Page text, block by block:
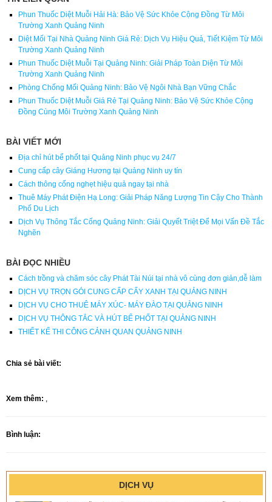
Phun Thuốc Diệt Muỗi Hải Hà: Bảo Vệ Sức Khỏe Cộng Đồng Từ Môi
Trường Xanh Quảng Ninh
Diệt Mối Tại Nhà Quảng Ninh Giá Rẻ: Dịch Vụ Hiệu Quả, Tiết Kiệm Từ Môi
Trường Xanh Quảng Ninh
Phun Thuốc Diệt Muỗi Tại Quảng Ninh: Giải Pháp Toàn Diện Từ Môi
Trường Xanh Quảng Ninh
Phòng Chống Mối Quảng Ninh: Bảo Vệ Ngôi Nhà Bạn Vững Chắc
Phun Thuốc Diệt Muỗi Giá Rẻ Tại Quảng Ninh: Bảo Vệ Sức Khỏe Cộng
Đồng Cùng Môi Trường Xanh Quảng Ninh
BÀI VIẾT MỚI
Địa chỉ hút bể phốt tại Quảng Ninh phục vụ 24/7
Cung cấp cây Giáng Hương tại Quảng Ninh uy tín
Cách thông cống nghẹt hiệu quả ngay tại nhà
Thuê Máy Phát Điện Hạ Long: Giải Pháp Năng Lượng Tin Cậy Cho Thành
Phố Du Lịch
Dịch Vụ Thông Tắc Cống Quảng Ninh: Giải Quyết Triệt Để Mọi Vấn Đề Tắc
Nghẽn
BÀI ĐỌC NHIỀU
Cách trồng và chăm sóc cây Phát Tài Núi tại nhà vô cùng đơn giản,dễ làm
DỊCH VỤ TRỌN GÓI CUNG CẤP CẤY XANH TẠI QUẢNG NINH
DỊCH VỤ CHO THUÊ MÁY XÚC- MÁY ĐÀO TẠI QUẢNG NINH
DỊCH VỤ THÔNG TẮC VÀ HÚT BỂ PHỐT TẠI QUẢNG NINH
THIẾT KẾ THI CÔNG CẢNH QUAN QUẢNG NINH
Chia sẻ bài viết:
Xem thêm: ,
Bình luận:
DỊCH VỤ